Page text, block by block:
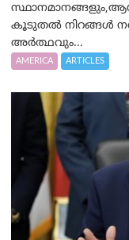
കൂടുതൽ നിറങ്ങൾ
അർത്ഥവും...
AMERICA ARTICLES